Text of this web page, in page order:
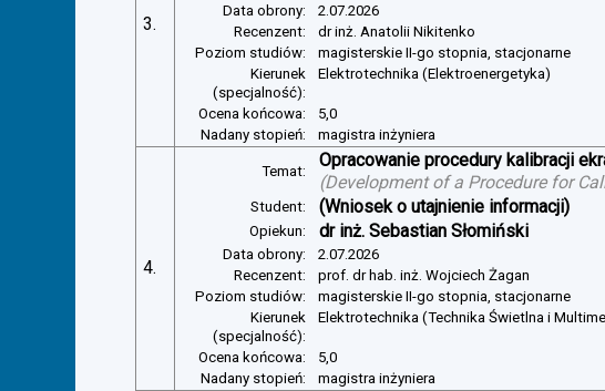
3.
Data obrony:
2.07.2026
Recenzent:
dr inż. Anatolii Nikitenko
Poziom studiów:
magisterskie II-go stopnia, stacjonarne
Kierunek
(specjalność):
Elektrotechnika (Elektroenergetyka)
Ocena końcowa:
5,0
Nadany stopień:
magistra inżyniera
4.
Temat:
Opracowanie procedury kalibracji
(Development of a Procedure for
Student: (Wniosek o utajnienie informacji)
Opiekun: dr inż. Sebastian Słomiński
Data obrony:
2.07.2026
Recenzent:
prof. dr hab. inż. Wojciech Żagan
Poziom studiów:
magisterskie II-go stopnia, stacjonarne
Kierunek
(specjalność):
Elektrotechnika (Technika Świetlna i
Ocena końcowa:
5,0
Nadany stopień:
magistra inżyniera